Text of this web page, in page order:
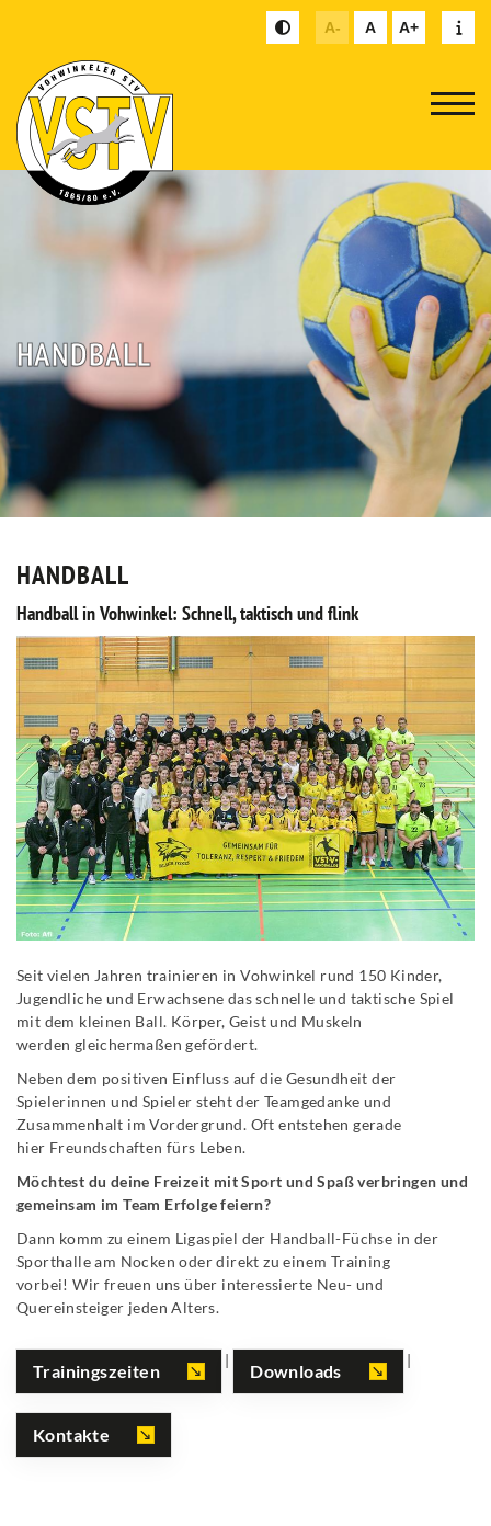
A- A A+
HANDBALL
HANDBALL
Handball in Vohwinkel: Schnell, taktisch und flink
Seit vielen Jahren trainieren in Vohwinkel rund 150 Kinder,
Jugendliche und Erwachsene das schnelle und taktische Spiel
mit dem kleinen Ball. Körper, Geist und Muskeln
werden gleichermaßen gefördert.
Neben dem positiven Einfluss auf die Gesundheit der
Spielerinnen und Spieler steht der Teamgedanke und
Zusammenhalt im Vordergrund. Oft entstehen gerade
hier Freundschaften fürs Leben.
Möchtest du deine Freizeit mit Sport und Spaß verbringen und
gemeinsam im Team Erfolge feiern?
Dann komm zu einem Ligaspiel der Handball-Füchse in der
Sporthalle am Nocken oder direkt zu einem Training
vorbei! Wir freuen uns über interessierte Neu- und
Quereinsteiger jeden Alters.
Trainingszeiten
|
Downloads
|
Kontakte